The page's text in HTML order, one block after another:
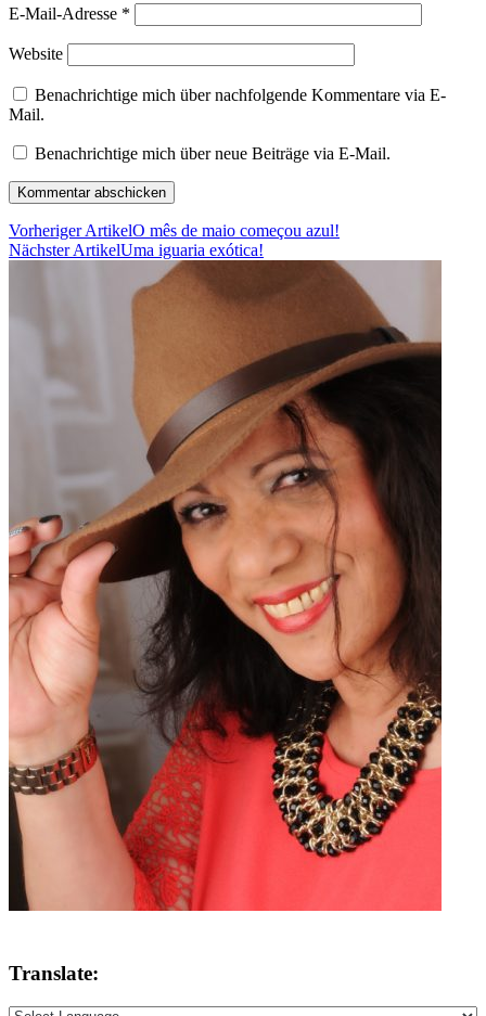
E-Mail-Adresse *
Website
Benachrichtige mich über nachfolgende Kommentare via E-
Mail.
Benachrichtige mich über neue Beiträge via E-Mail.
Vorheriger ArtikelO mês de maio começou azul!
Nächster ArtikelUma iguaria exótica!
Translate: